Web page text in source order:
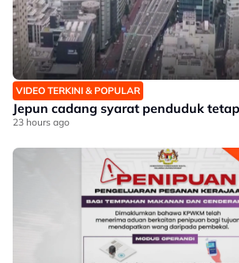
VIDEO TERKINI & POPULAR
Jepun cadang syarat penduduk
23 hours ago